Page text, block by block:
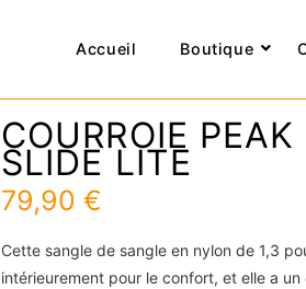
Accueil Boutique
COURROIE PEAK
SLIDE LITE
79,90 €
Cette sangle de sangle en nylon de 1,3
intérieurement pour le confort, et elle a